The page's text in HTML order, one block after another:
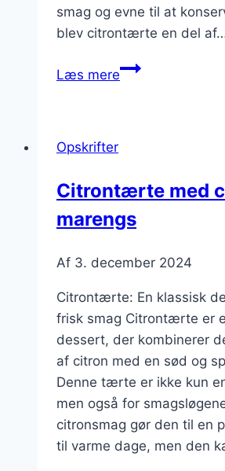
smag og evne til at
blev citrontærte en del
Læs mereCitrontærte
Opskrifter
Citrontærte med
marengs
Af 3. december 2024
Citrontærte: En klassisk
frisk smag Citrontærte er
dessert, der kombinerer
af citron med en sød og
Denne tærte er ikke kun
men også for
citronsmag gør den til en
til varme dage, men den